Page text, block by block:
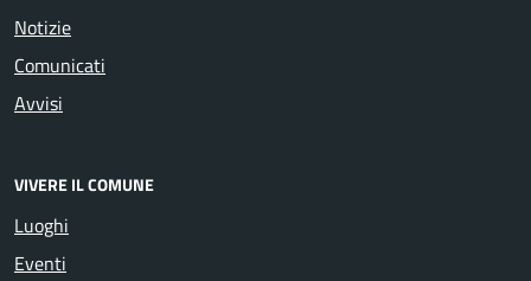
Notizie
Comunicati
Avvisi
VIVERE IL COMUNE
Luoghi
Eventi